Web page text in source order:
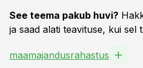
See teema pakub huvi?
ja saad alati teavituse, kui sel
maamajandusrahastus